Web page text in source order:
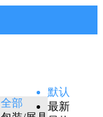
全部
默认
最新